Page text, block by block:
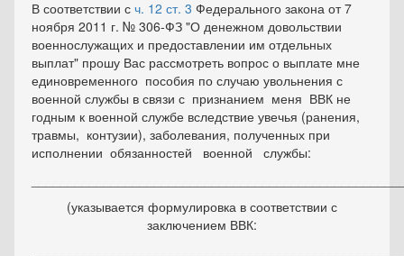
В соответствии с ч. 12 ст. 3 Федерального закона от 7
ноября 2011 г. № 306-ФЗ "О денежном довольствии
военнослужащих и предоставлении им отдельных
выплат" прошу Вас рассмотреть вопрос о выплате мне
единовременного пособия по случаю увольнения с
военной службы в связи с признанием меня ВВК не
годным к военной службе вследствие увечья (ранения,
травмы, контузии), заболевания, полученных при
исполнении обязанностей военной службы:
(указывается формулировка в соответствии с
заключением ВВК: